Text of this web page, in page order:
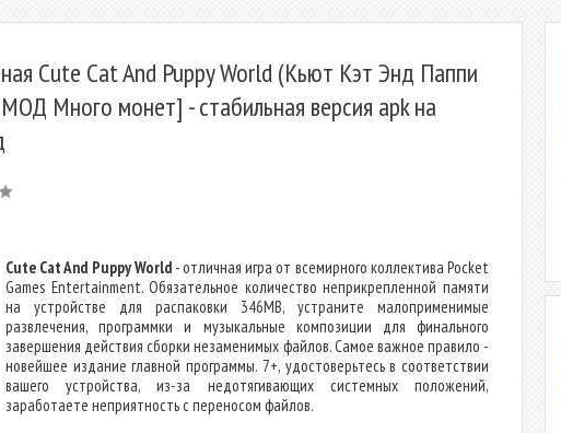
Cute Cat And Puppy World (Кьют Кэт Энд Паппи
Много монет] - стабильная версия apk на
Cute Cat And Puppy World- отличная игра от всемирного коллектива Pocket
Games Entertainment. Обязательное количество неприкрепленной памяти
на устройстве для распаковки 346MB, устраните малоприменимые
развлечения, программки и музыкальные композиции для финального
завершения действия сборки незаменимых файлов. Самое важное правило -
новейшее издание главной программы. 7+, удостоверьтесь в соответствии
вашего устройства, из-за недотягивающих системных положений,
заработаете неприятность с переносом файлов.